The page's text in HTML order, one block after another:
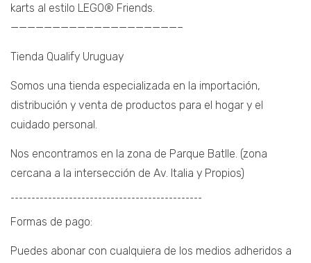
karts al estilo LEGO® Friends.
————————————————————–
Tienda Qualify Uruguay
Somos una tienda especializada en la importación,
distribución y venta de productos para el hogar y el
cuidado personal.
Nos encontramos en la zona de Parque Batlle. (zona
cercana a la intersección de Av. Italia y Propios)
¯¯¯¯¯¯¯¯¯¯¯¯¯¯¯¯¯¯¯¯¯¯¯¯¯¯¯¯¯¯¯¯¯¯¯¯¯¯¯¯¯¯¯¯¯¯
Formas de pago:
Puedes abonar con cualquiera de los medios adheridos a